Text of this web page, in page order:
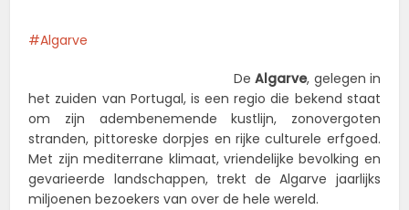
Algarve
DeAlgarve, gelegen in
het zuiden van Portugal, is een regio die bekend staat
om zijn adembenemende kustlijn, zonovergoten
stranden, pittoreske dorpjes en rijke culturele erfgoed.
Met zijn mediterrane klimaat, vriendelijke bevolking en
gevarieerde landschappen, trekt de Algarve jaarlijks
miljoenen bezoekers van over de hele wereld.